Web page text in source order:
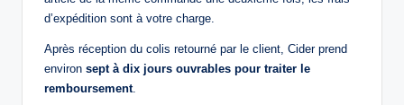
d’expédition sont à votre charge.
Après réception du colis retourné par le client, Cider prend
environ sept à dix jours ouvrables pour traiter le
remboursement.